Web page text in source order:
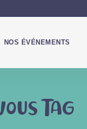
NOS ÉVÉNEMENTS
Tag